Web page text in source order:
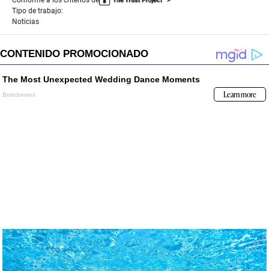
Tipo de trabajo:
Noticias